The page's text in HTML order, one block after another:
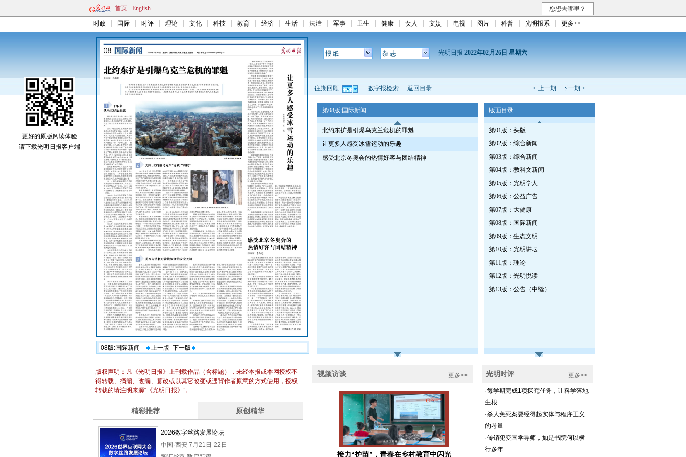
首页 English 您想去哪里？
时政 国际 时评 理论 文化 科技 教育 经济 生活 法治 军事 卫生 健康 女人 文娱 电视 图片 科普 光明报系 更多>>
08版:国际新闻 上一版 下一版
报 纸 杂 志 光明日报 2022年02月26日 星期六
< 上一期 下一期 >
往期回顾 数字报检索 返回目录
第08版:国际新闻
北约东扩是引爆乌克兰危机的罪魁
让更多人感受冰雪运动的乐趣
感受北京冬奥会的热情好客与团结精神
版面目录
第01版：头版
第02版：综合新闻
第03版：综合新闻
第04版：教科文新闻
第05版：光明学人
第06版：公益广告
第07版：大健康
第08版：国际新闻
第09版：生态文明
第10版：光明讲坛
第11版：理论
第12版：光明悦读
第13版：公告（中缝）
更好的原版阅读体验
请下载光明日报客户端